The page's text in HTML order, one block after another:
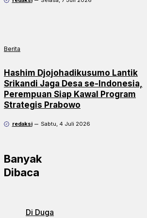
Berita
Hashim Djojohadikusumo Lantik
Srikandi Jaga Desa se-Indonesia,
Perempuan Siap Kawal Program
Strategis Prabowo
redaksi Sabtu, 4 Juli 2026
Banyak
Dibaca
Di Duga